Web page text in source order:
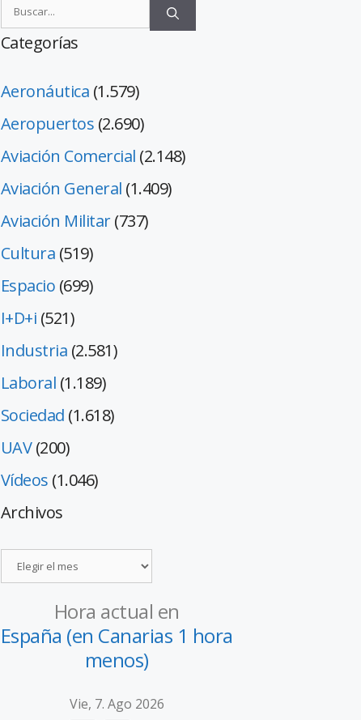
Categorías
Aeronáutica (1.579)
Aeropuertos (2.690)
Aviación Comercial (2.148)
Aviación General (1.409)
Aviación Militar(737)
Cultura (519)
Espacio (699)
I+D+i (521)
Industria (2.581)
Laboral (1.189)
Sociedad (1.618)
UAV(200)
Vídeos (1.046)
Archivos
Hora actual en
España (en Canarias 1 hora
menos)